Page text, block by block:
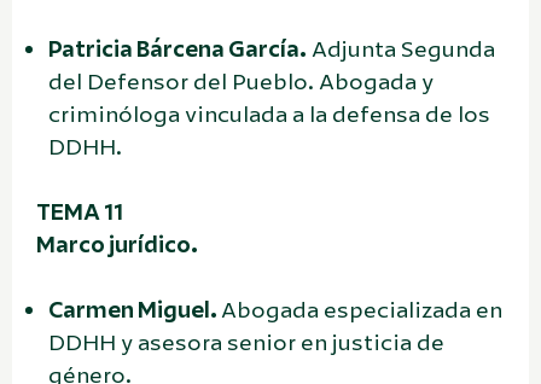
Patricia Bárcena García. Adjunta Segunda
del Defensor del Pueblo. Abogada y
criminóloga vinculada a la defensa de los
DDHH.
TEMA 11
Marco jurídico.
Carmen Miguel.Abogada especializada en
DDHH y asesora senior en justicia de
género.